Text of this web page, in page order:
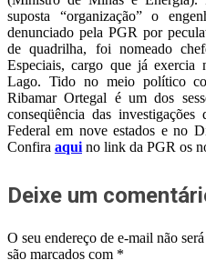
suposta “organização” o
denunciado pela PGR por
de quadrilha, foi nomeado
Especiais, cargo que já exercia
Lago. Tido no meio político
Ribamar Ortegal é um dos
conseqüência das
Federal em nove estados e no
Confira aqui no link da PGR os
Deixe um
O seu endereço de e-mail não
são marcados com *